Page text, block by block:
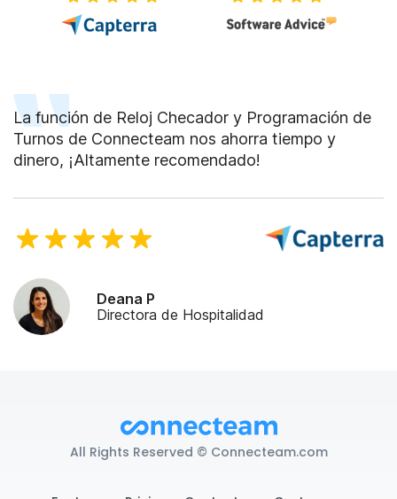
La función de Reloj Checador y Programación de
Turnos de Connecteam nos ahorra tiempo y
dinero, ¡Altamente recomendado!
Deana P
Directora de Hospitalidad
All Rights Reserved © Connecteam.com